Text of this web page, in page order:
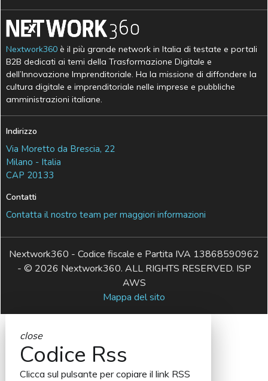
Nextwork360 è il più grande network in Italia di testate e portali
B2B dedicati ai temi della Trasformazione Digitale e
dell’Innovazione Imprenditoriale. Ha la missione di diffondere la
cultura digitale e imprenditoriale nelle imprese e pubbliche
amministrazioni italiane.
Indirizzo
Via Moretto da Brescia, 22
Milano - Italia
CAP 20133
Contatti
Contatta il nostro team per maggiori informazioni
Nextwork360 - Codice fiscale e Partita IVA 13868590962
- © 2026 Nextwork360. ALL RIGHTS RESERVED. ISP
AWS
Mappa del sito
close
Codice Rss
Clicca sul pulsante per copiare il link RSS